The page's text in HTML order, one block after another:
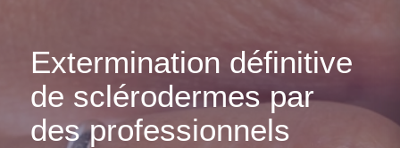
Extermination définitive
de sclérodermes par
des professionnels